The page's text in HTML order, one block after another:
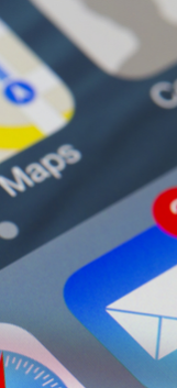
Integrações